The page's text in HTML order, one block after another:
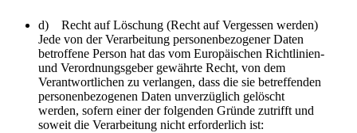
d) Recht auf Löschung (Recht auf Vergessen werden)
Jede von der Verarbeitung personenbezogener Daten
betroffene Person hat das vom Europäischen Richtlinien-
und Verordnungsgeber gewährte Recht, von dem
Verantwortlichen zu verlangen, dass die sie betreffenden
personenbezogenen Daten unverzüglich gelöscht
werden, sofern einer der folgenden Gründe zutrifft und
soweit die Verarbeitung nicht erforderlich ist: